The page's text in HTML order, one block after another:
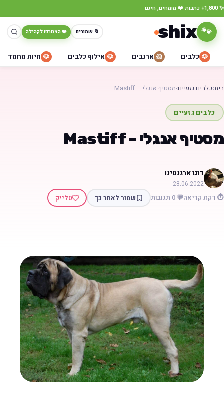
✨ 1,800+ כתבות ·❤️ מומחים, חינם
🐾
shix 🔖 שמורים ❤️ הצטרפו לקהילה
🐶 כלבים 🐹 ארנבים 🐶 אילוף כלבים 🐶 חיות מחמד
בית›כלבים גזעיים›מסטיף אנגלי – Mastiff…
כלבים גזעיים
מסטיף אנגלי – Mastiff
דוגו ארגנטינו
28.06.2022
⏱️ דקת קריאה💬 0 תגובות שמור לאחר כך 0לייק